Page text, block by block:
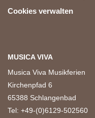
Cookies verwalten
MUSICA VIVA
Musica Viva Musikferien
Kirchenpfad 6
65388 Schlangenbad
Tel: +49-(0)6129-502560